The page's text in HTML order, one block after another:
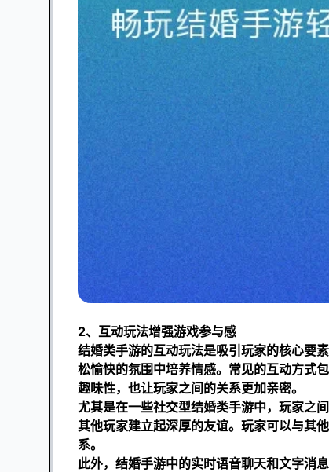
2、互动玩法增强游戏参与感
结婚类手游的互动玩法是吸引玩家的核心要
松愉快的氛围中培养情感。常见的互动方式
趣味性，也让玩家之间的关系更加亲密。
尤其是在一些社交型结婚类手游中，玩家之
其他玩家建立起深厚的友谊。玩家可以与其
系。
此外，结婚手游中的实时语音聊天和文字消